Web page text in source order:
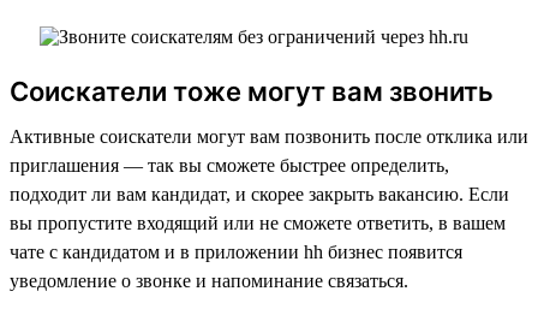
Соискатели тоже могут вам звонить
Активные соискатели могут вам позвонить после отклика или
приглашения — так вы сможете быстрее определить,
подходит ли вам кандидат, и скорее закрыть вакансию. Если
вы пропустите входящий или не сможете ответить, в вашем
чате с кандидатом и в приложении hh бизнес появится
уведомление о звонке и напоминание связаться.